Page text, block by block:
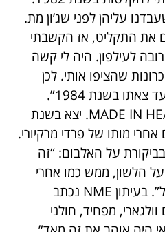
עליהן לפני שג’ון מת.
את התקליט, אז הקשבתי
לעילפון. היה לי קשה
שהציפו אותי. לכן
בשנת 1984”.
להקת קווין – MADE IN HEAVEN. יצא בשנת
אחרי מותו של פרדי מרקיורי.
על האלבום: “זה
הלשון, ממש כמו אחרי
ליקוק גלידה עם בצל”. בעיתון NME נכתב
מפחיד, חולני